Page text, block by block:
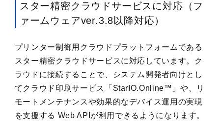
スター精密クラウドサービスに対応（フ
ァームウェアver.3.8以降対応）
プリンター制御用クラウドプラットフォームである
スター精密クラウドサービスに対応しています。ク
ラウドに接続することで、システム開発者向けとし
てクラウド印刷サービス「StarIO.Online™」や、リ
モートメンテナンスや効果的なデバイス運用の実現
を支援する Web APIが利用できるようになります。